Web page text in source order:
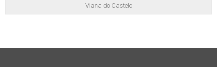
Viana do Castelo